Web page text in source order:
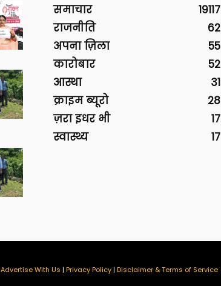
समाचार
19117
राजनीति
62
अपना ज़िला
55
कारोबार
52
आस्था
31
क्राइम ब्यूरो
28
ज़रा इधर भी
17
स्वास्थ्य
17
Advertise With Us | Privacy Policy| Disclaimer & Terms of Service